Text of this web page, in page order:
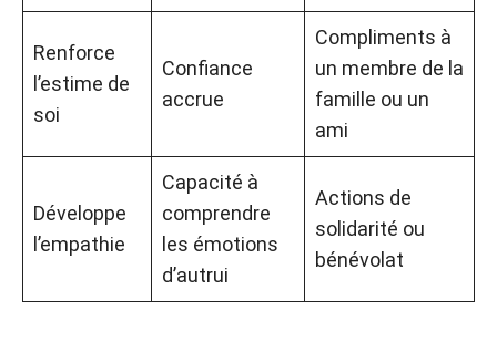
Renforce
l’estime de
soi
Confiance
accrue
Compliments à
un membre de la
famille ou un
ami
Développe
l’empathie
Capacité à
comprendre
les émotions
d’autrui
Actions de
solidarité ou
bénévolat